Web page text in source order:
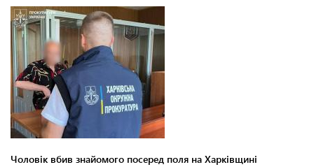
Чоловік вбив знайомого посеред поля на Харківщині